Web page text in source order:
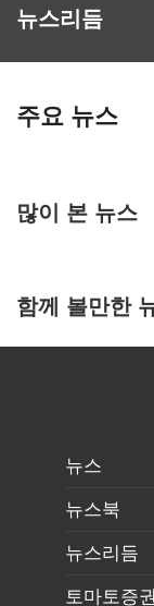
뉴스리듬
주요 뉴스
많이 본 뉴스
함께 볼만한
뉴스
뉴스북
뉴스리듬
토마토증